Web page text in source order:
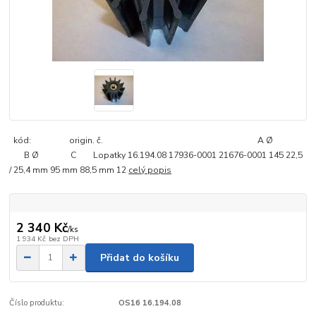
kód: origin. č. A Ø
B Ø C Lopatky 16.194.08 17936-0001 21676-0001 145 22,5
/ 25,4 mm 95 mm 88,5 mm 12 celý popis
2 340 Kč/ks
1 934 Kč bez DPH
Přidat do košíku
Číslo produktu: OS16 16.194.08